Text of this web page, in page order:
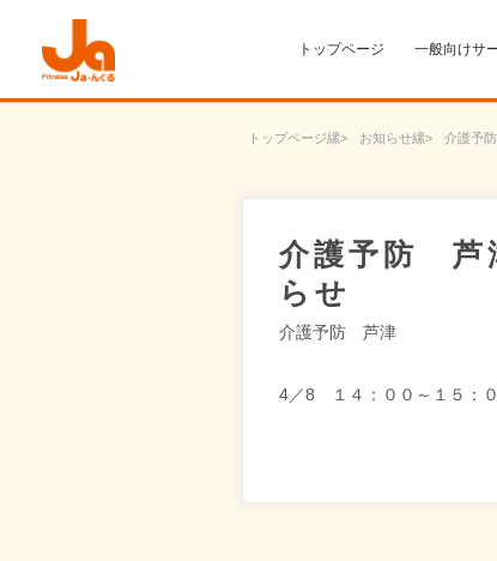
トップページ 一般向けサ
トップページ お知らせ 介護予
介護予防 芦
らせ
介護予防 芦津
4／8 １４：００～１５：